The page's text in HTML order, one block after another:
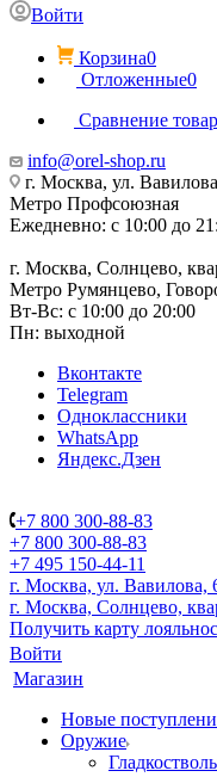
Войти
Корзина0
Отложенные0
Сравнение
info@orel-shop.ru
г. Москва, ул.
Метро Профсоюзная
Ежедневно: с 10:00 до
г. Москва, Солнцево,
Метро Румянцево,
Вт-Вс: с 10:00 до 20:00
Пн: выходной
Вконтакте
Telegram
Одноклассники
WhatsApp
Яндекс.Дзен
+7 800 300-88-83
+7 800 300-88-83
+7 495 150-44-11
г. Москва, ул. Вавилова,
г. Москва, Солнцево,
Получить карту
Войти
Магазин
Новые
Оружие